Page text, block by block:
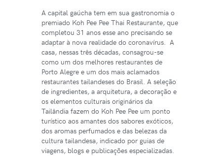
A capital gaúcha tem em sua gastronomia o
premiado Koh Pee Pee Thai Restaurante, que
completou 31 anos esse ano precisando se
adaptar à nova realidade do coronavírus. A
casa, nessas três décadas, consagrou-se
como um dos melhores restaurantes de
Porto Alegre e um dos mais aclamados
restaurantes tailandeses do Brasil. A seleção
de ingredientes, a arquitetura, a decoração e
os elementos culturais originários da
Tailândia fazem do Koh Pee Pee um ponto
turístico aos amantes dos sabores exóticos,
dos aromas perfumados e das belezas da
cultura tailandesa, indicado por guias de
viagens, blogs e publicações especializadas.